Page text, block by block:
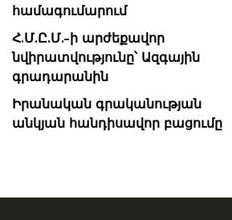
համագումարում
Հ.Մ.Ը.Մ.-ի արժեքավոր
նվիրատվությունը՝ Ազգային
գրադարանին
Իրանական գրականության
անկյան հանդիսավոր բացումը